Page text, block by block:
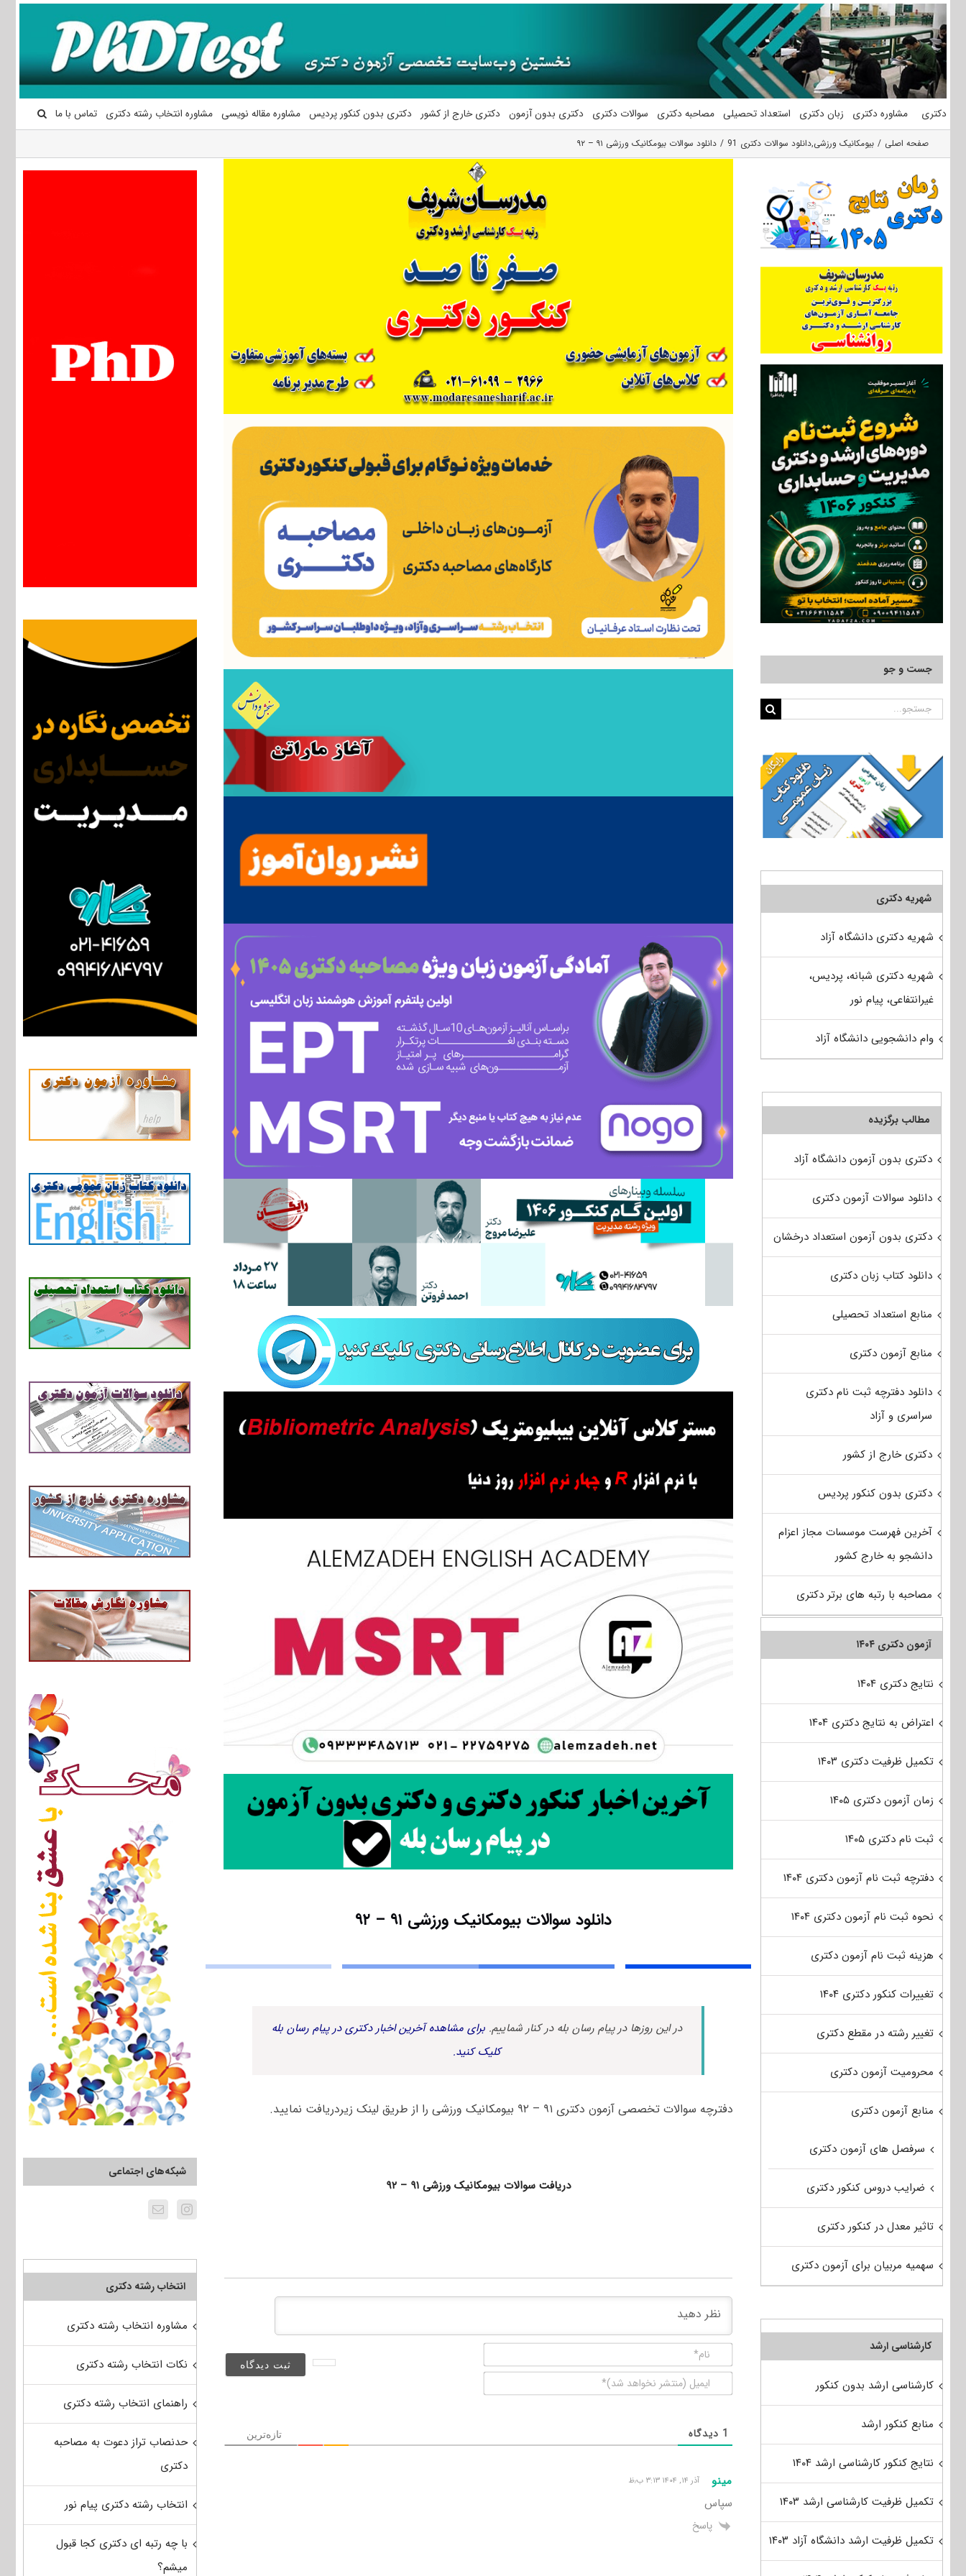
محتوا
دکتری مشاوره دکتری زبان دکتری استعداد تحصیلی مصاحبه دکتری سوالات دکتری دکتری بدون آزمون دکتری خارج از کشور دکتری بدون کنکور پردیس مشاوره مقاله نویسی مشاوره انتخاب رشته دکتری تماس با ما
صفحه اصلی بیومکانیک ورزشی,دانلود سوالات دکتری 91 دانلود سوالات بیومکانیک ورزشی ۹۱ – ۹۲
دانلود سوالات بیومکانیک ورزشی ۹۱ – ۹۲
در این روزها در پیام رسان بله در کنار شماییم. برای مشاهده آخرین اخبار دکتری در پیام رسان بله
کلیک کنید.
دفترچه سوالات تخصصی آزمون دکتری ۹۱ – ۹۲ بیومکانیک ورزشی را از طریق لینک زیردریافت نمایید.
دریافت سوالات بیومکانیک ورزشی ۹۱ – ۹۲
(منتشر
1 دیدگاه تازه‌ترین
مینو آذر ۱۴, ۱۴۰۴ ۳:۱۳ ب٫ظ
سپاس
پاسخ
شبکه‌های اجتماعی
انتخاب رشته دکتری
مشاوره انتخاب رشته دکتری
نکات انتخاب رشته دکتری
راهنمای انتخاب رشته دکتری
حدنصاب تراز دعوت به مصاحبه
دکتری
انتخاب رشته دکتری پیام نور
با چه رتبه ای دکتری کجا قبول
میشم؟
جست و جو
جستجو
شهریه دکتری
شهریه دکتری دانشگاه آزاد
شهریه دکتری شبانه، پردیس،
غیرانتفاعی، پیام نور
وام دانشجویی دانشگاه آزاد
مطالب برگزیده
دکتری بدون آزمون دانشگاه آزاد
دانلود سوالات آزمون دکتری
دکتری بدون آزمون استعداد درخشان
دانلود کتاب زبان دکتری
منابع استعداد تحصیلی
منابع آزمون دکتری
دانلود دفترچه ثبت نام دکتری
سراسری و آزاد
دکتری خارج از کشور
دکتری بدون کنکور پردیس
آخرین فهرست موسسات مجاز اعزام
دانشجو به خارج کشور
مصاحبه با رتبه های برتر دکتری
آزمون دکتری ۱۴۰۴
نتایج دکتری ۱۴۰۴
اعتراض به نتایج دکتری ۱۴۰۴
تکمیل ظرفیت دکتری ۱۴۰۳
زمان آزمون دکتری ۱۴۰۵
ثبت نام دکتری ۱۴۰۵
دفترچه ثبت نام آزمون دکتری ۱۴۰۴
نحوه ثبت نام آزمون دکتری ۱۴۰۴
هزینه ثبت نام آزمون دکتری
تغییرات کنکور دکتری ۱۴۰۴
تغییر رشته در مقطع دکتری
محرومیت آزمون دکتری
منابع آزمون دکتری
سرفصل های آزمون دکتری
ضرایب دروس کنکور دکتری
تاثیر معدل در کنکور دکتری
سهمیه مربیان برای آزمون دکتری
کارشناسی ارشد
کارشناسی ارشد بدون کنکور
منابع کنکور ارشد
نتایج کنکور کارشناسی ارشد ۱۴۰۴
تکمیل ظرفیت کارشناسی ارشد ۱۴۰۳
تکمیل ظرفیت ارشد دانشگاه آزاد ۱۴۰۳